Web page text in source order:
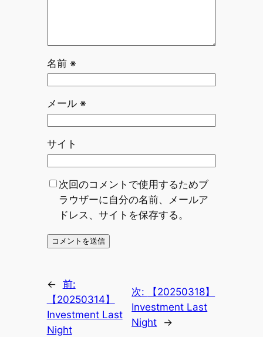
名前 ※
メール ※
サイト
次回のコメントで使用するためブ
ラウザーに自分の名前、メールア
ドレス、サイトを保存する。
← 前:
【20250314】
Investment Last
Night
次:
【20250318】
Investment Last
Night
→